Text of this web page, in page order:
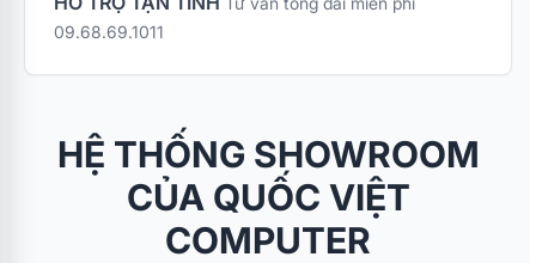
09.68.69.1011
HỆ THỐNG SHOWROOM
CỦA QUỐC VIỆT
COMPUTER